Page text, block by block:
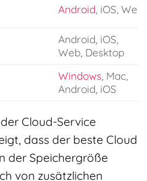
Android, iOS, Web
Android, iOS,
Web, Desktop
Windows, Mac,
Android, iOS
Cloud-Service
dass der beste Cloud
der Speichergröße
von zusätzlichen